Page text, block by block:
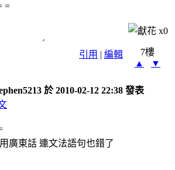
=
x0
引用 | 編輯
7樓
▲
▼
於 2010-02-12 22:38 發表
廣東話 連文法語句也錯了